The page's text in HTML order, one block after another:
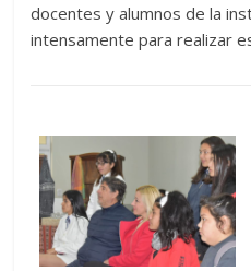
docentes y alumnos de la
intensamente para realizar